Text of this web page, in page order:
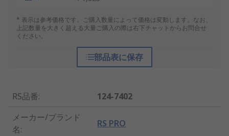
* 表示は参考価格です。ご購入数量によって価格は変動します。なお、
上記数量を大きく超える大量ご購入の際は右下チャットからお問合せ
ください。
部品表に保存
RS品番:
124-7402
メーカー/ブランド
名:
RS PRO